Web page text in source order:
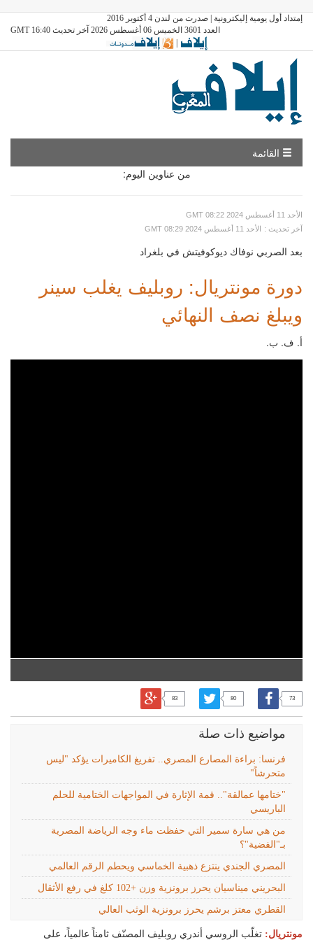
إمتداد أول يومية إليكترونية | صدرت من لندن 4 أكتوبر 2016
العدد 3601 الخميس 06 أغسطس 2026 آخر تحديث GMT 16:40
|
القائمة
من عناوين اليوم:
GMT الأحد 11 أغسطس 2024 08:22
GMT الأحد 11 أغسطس 2024 08:29
: آخر تحديث
بعد الصربي نوفاك ديوكوفيتش في بلغراد
دورة مونتريال: روبليف يغلب سينر
ويبلغ نصف النهائي
أ. ف. ب.
73
80
83
مواضيع ذات صلة
فرنسا: براءة المصارع المصري.. تفريغ الكاميرات يؤكد "ليس
متحرشاً"
"ختامها عمالقة".. قمة الإثارة في المواجهات الختامية للحلم
الباريسي
من هي سارة سمير التي حفظت ماء وجه الرياضة المصرية
بـ"الفضية"؟
المصري الجندي ينتزع ذهبية الخماسي ويحطم الرقم العالمي
البحريني ميناسيان يحرز برونزية وزن +102 كلغ في رفع الأثقال
القطري معتز برشم يحرز برونزية الوثب العالي
مونتريال: تغلّب الروسي أندري روبليف المصنّف ثامناً عالمياً، على